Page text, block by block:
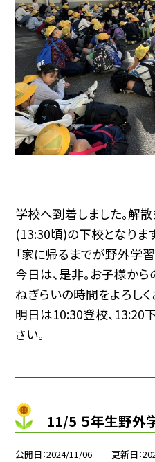
学校へ到着しました。解
(13:30頃)の下校となりま
「家に帰るまでが野外学習
今日は、是非。お子様か
ねぎらいの時間をよろしく
明日は10:30登校、13:20
さい。
11/5 ５年生野外
公開日 2024/11/06 更新日